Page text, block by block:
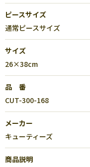
ピースサイズ
通常ピースサイズ
サイズ
26×38cm
品 番
CUT-300-168
メーカー
キューティーズ
商品説明